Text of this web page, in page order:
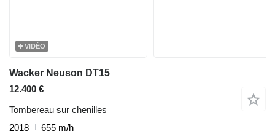
VIDÉO
Wacker Neuson DT15
12.400 €
Tombereau sur chenilles
2018
655 m/h